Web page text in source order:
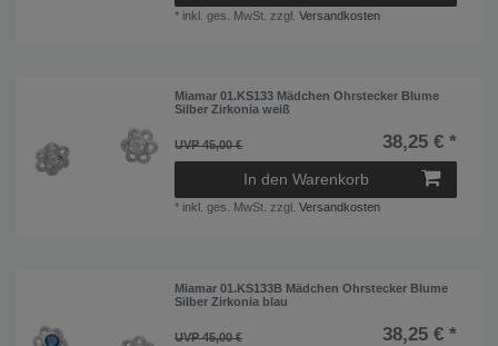
* inkl. ges. MwSt. zzgl.Versandkosten
Miamar 01.KS133 Mädchen Ohrstecker Blume
Silber Zirkonia weiß
UVP 45,00 € 38,25 € *
In den Warenkorb
* inkl. ges. MwSt. zzgl.Versandkosten
Miamar 01.KS133B Mädchen Ohrstecker Blume
Silber Zirkonia blau
UVP 45,00 € 38,25 € *